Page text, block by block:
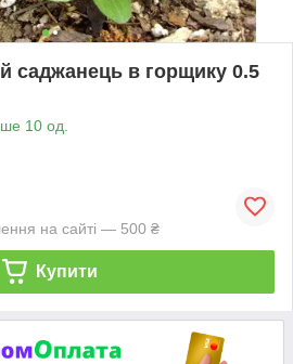
саджанець в горщику 0.5
10 од.
на сайті — 500 ₴
Купити